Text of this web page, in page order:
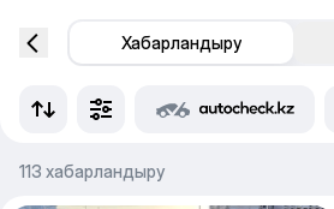
Хабарландыру
113 хабарландыру